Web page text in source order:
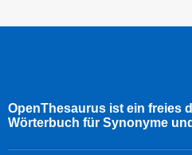
OpenThesaurus ist ein freies
Wörterbuch für Synonyme